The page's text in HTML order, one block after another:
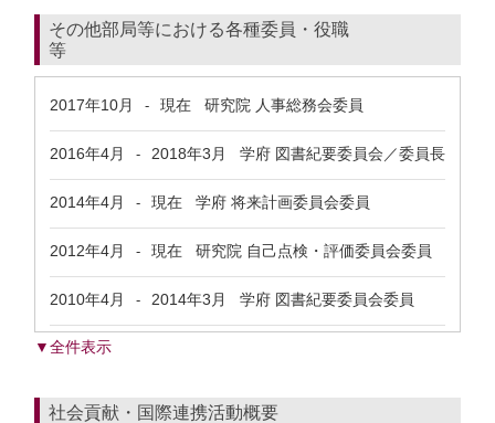
その他部局等における各種委員・役職
等
2017年10月 - 現在 研究院 人事総務会委員
2016年4月 - 2018年3月 学府 図書紀要委員会／委員長
2014年4月 - 現在 学府 将来計画委員会委員
2012年4月 - 現在 研究院 自己点検・評価委員会委員
2010年4月 - 2014年3月 学府 図書紀要委員会委員
▼全件表示
社会貢献・国際連携活動概要